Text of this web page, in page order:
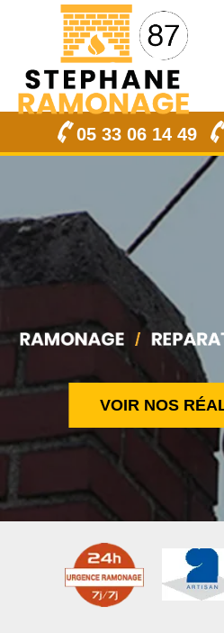
05 33 06 14 49
VOIR NOS